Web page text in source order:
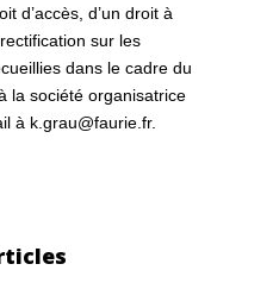
d’accès, d’un droit à
sur les
dans le cadre du
la société organisatrice
à k.grau@faurie.fr.